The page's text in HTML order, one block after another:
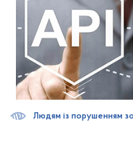
Людям із порушенням